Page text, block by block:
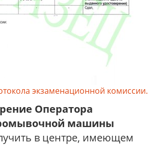
экзаменационной комиссии.
Оператора
машины
в центре, имеющем